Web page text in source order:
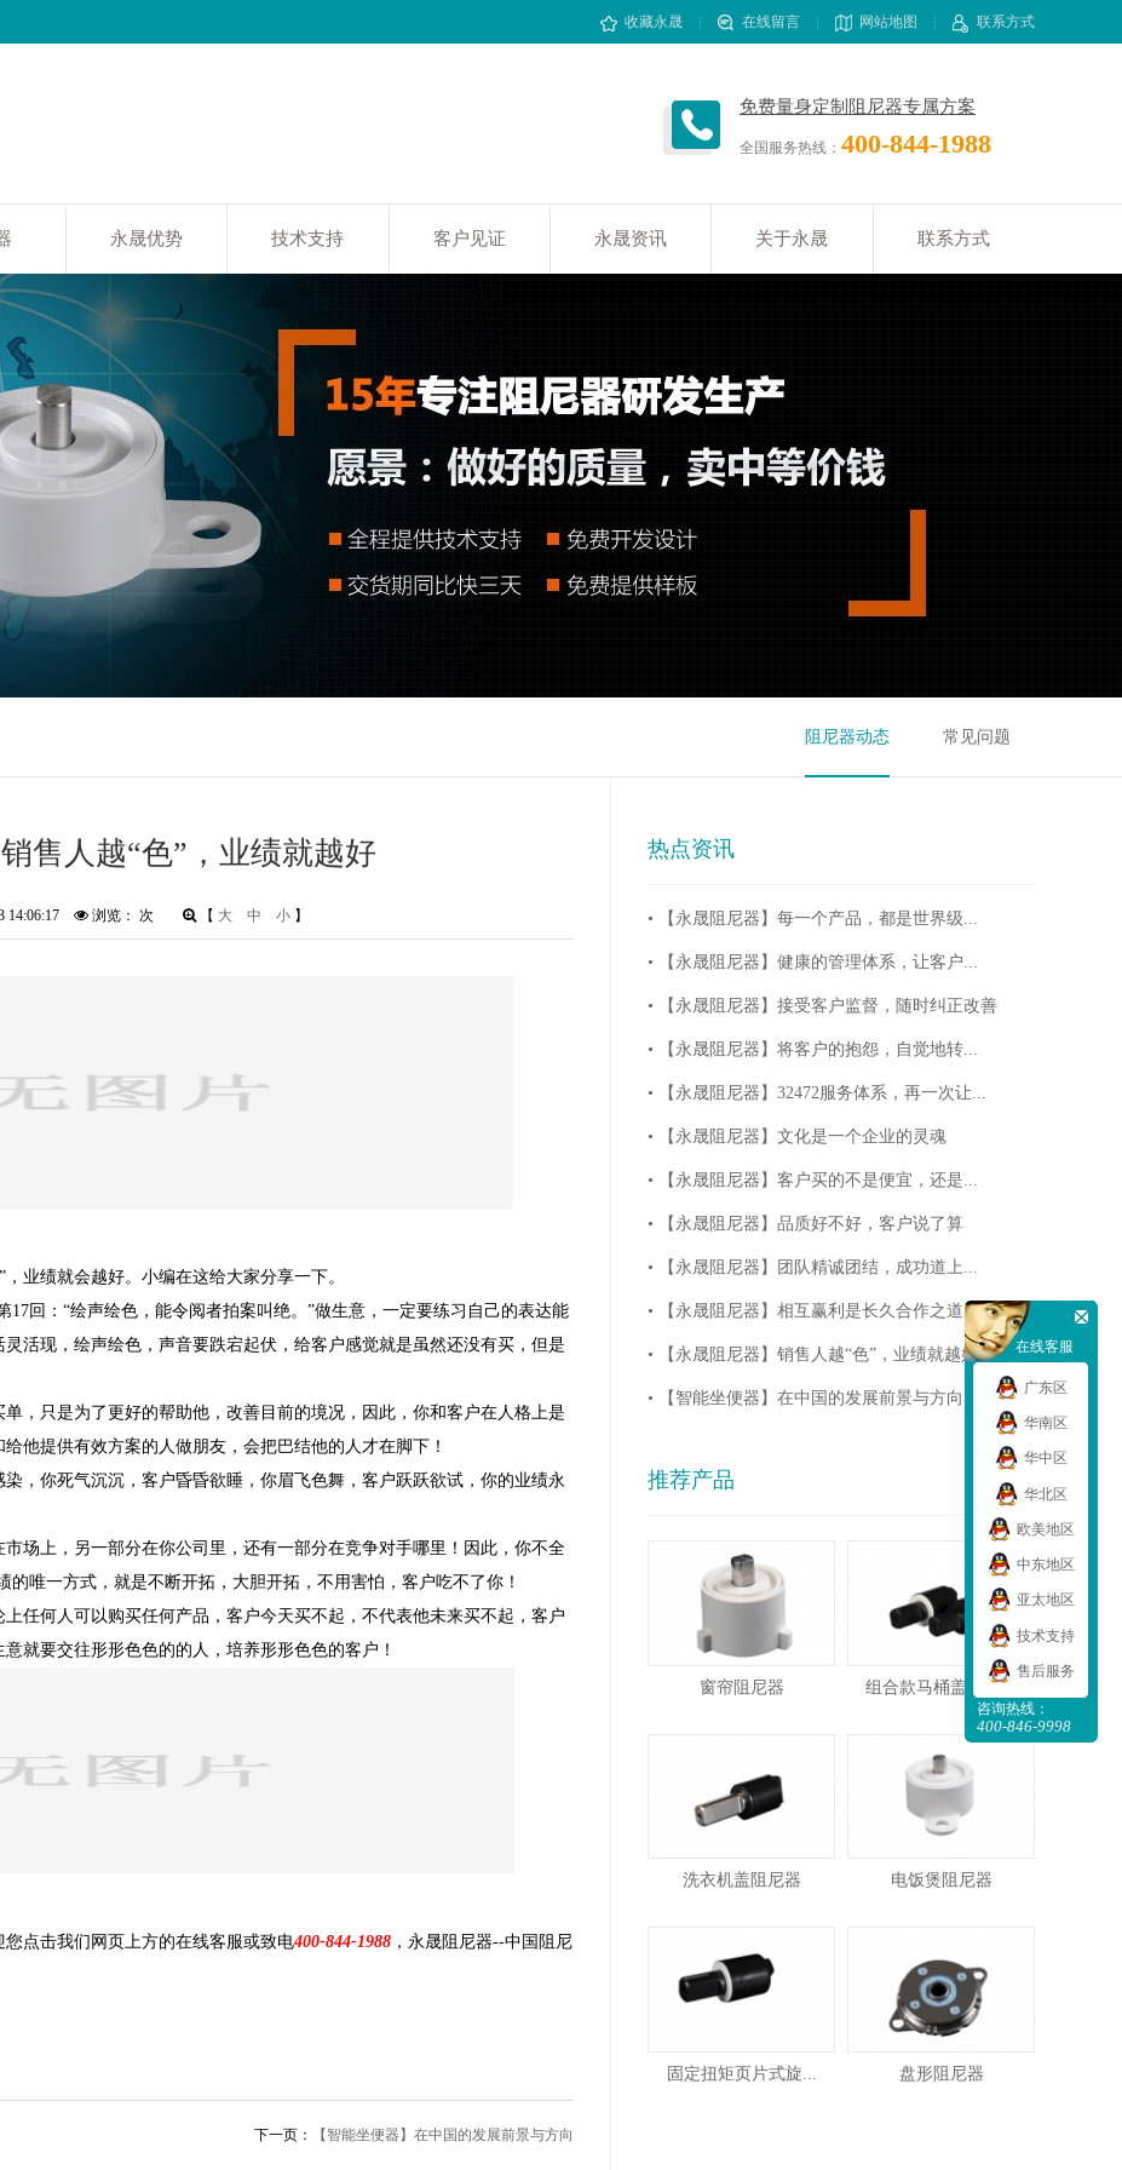
收藏永晟 在线留言 网站地图 联系方式
免费量身定制阻尼器专属方案
全国服务热线： 400-844-1988
永晟优势 技术支持 客户见证 永晟资讯 关于永晟 联系方式
阻尼器动态 常见问题
售人越“色”，业绩就越好
14:06:17 浏览： 次 【 大 中 小】
业绩就会越好。小编在这给大家分享一下。
回：“绘声绘色，能令阅者拍案叫绝。”做生意，一定要练习自己的表达能
活现，绘声绘色，声音要跌宕起伏，给客户感觉就是虽然还没有买，但是
，只是为了更好的帮助他，改善目前的境况，因此，你和客户在人格上是
他提供有效方案的人做朋友，会把巴结他的人才在脚下！
，你死气沉沉，客户昏昏欲睡，你眉飞色舞，客户跃跃欲试，你的业绩永
场上，另一部分在你公司里，还有一部分在竞争对手哪里！因此，你不全
唯一方式，就是不断开拓，大胆开拓，不用害怕，客户吃不了你！
任何人可以购买任何产品，客户今天买不起，不代表他未来买不起，客户
就要交往形形色色的的人，培养形形色色的客户！
点击我们网页上方的在线客服或致电400-844-1988 ，永晟阻尼器--中国阻尼
下一页： 【智能坐便器】在中国的发展前景与方向
热点资讯
• 【永晟阻尼器】每一个产品，都是世界级...
• 【永晟阻尼器】健康的管理体系，让客户...
• 【永晟阻尼器】接受客户监督，随时纠正改善
• 【永晟阻尼器】将客户的抱怨，自觉地转...
• 【永晟阻尼器】32472服务体系，再一次让...
• 【永晟阻尼器】文化是一个企业的灵魂
• 【永晟阻尼器】客户买的不是便宜，还是...
• 【永晟阻尼器】品质好不好，客户说了算
• 【永晟阻尼器】团队精诚团结，成功道上...
• 【永晟阻尼器】相互赢利是长久合作之道
• 【永晟阻尼器】销售人越“色”，业绩就越好
• 【智能坐便器】在中国的发展前景与方向
推荐产品
窗帘阻尼器 组合款马桶盖阻尼器
洗衣机盖阻尼器 电饭煲阻尼器
固定扭矩页片式旋... 盘形阻尼器
在线客服
广东区
华南区
华中区
华北区
欧美地区
中东地区
亚太地区
技术支持
售后服务
咨询热线：
400-846-9998